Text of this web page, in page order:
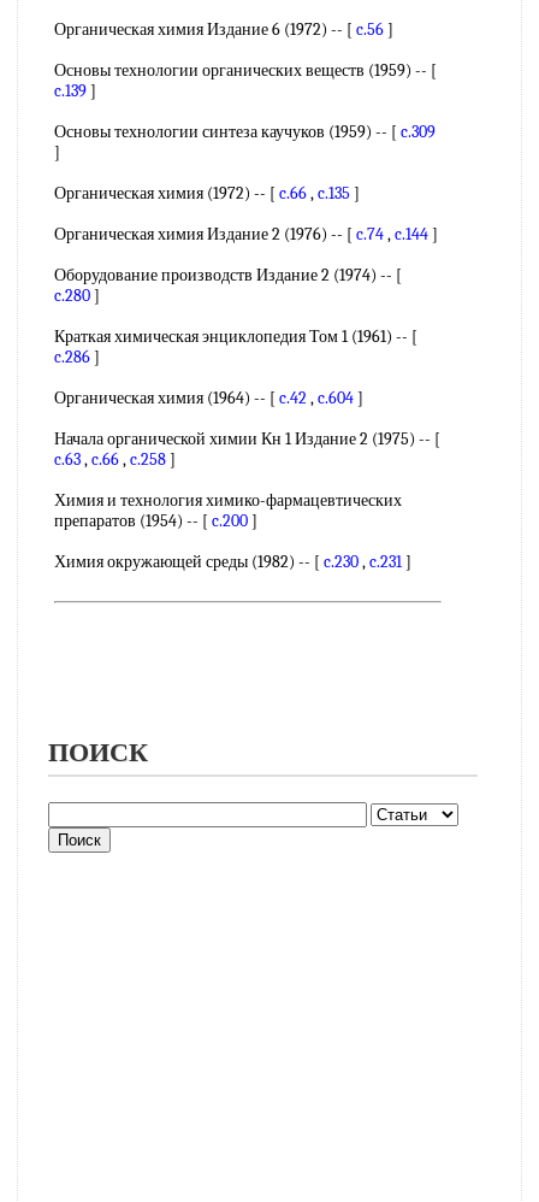
Органическая химия Издание 6 (1972) -- [ c.56]
Основы технологии органических веществ (1959) -- [
c.139]
Основы технологии синтеза каучуков (1959) -- [ c.309
]
Органическая химия (1972) -- [ c.66,c.135 ]
Органическая химия Издание 2 (1976) -- [ c.74,c.144]
Оборудование производств Издание 2 (1974) -- [
c.280]
Краткая химическая энциклопедия Том 1 (1961) -- [
c.286]
Органическая химия (1964) -- [ c.42,c.604]
Начала органической химии Кн 1 Издание 2 (1975) -- [
c.63,c.66,c.258]
Химия и технология химико-фармацевтических
препаратов (1954) -- [ c.200]
Химия окружающей среды (1982) -- [ c.230,c.231]
ПОИСК